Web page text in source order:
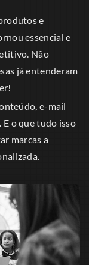
e
essencial e
Não
já entenderam
e-mail
E o que tudo isso
marcas a